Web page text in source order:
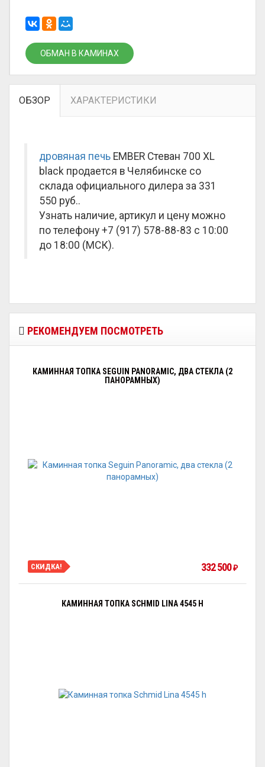
ОБМАН В КАМИНАХ
ОБЗОР ХАРАКТЕРИСТИКИ
дровяная печь EMBER Стеван 700 XL
black продается в Челябинске со
склада официального дилера за 331
550 руб..
Узнать наличие, артикул и цену можно
по телефону +7 (917) 578-88-83 с 10:00
до 18:00 (МСК).
РЕКОМЕНДУЕМ ПОСМОТРЕТЬ
КАМИННАЯ ТОПКА SEGUIN PANORAMIC, ДВА СТЕКЛА (2
ПАНОРАМНЫХ)
СКИДКА! 332 500₽
КАМИННАЯ ТОПКА SCHMID LINA 4545 H